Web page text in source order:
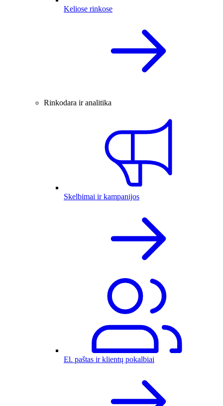
Keliose rinkose
Rinkodara ir analitika
Skelbimai ir kampanijos
El. paštas ir klientų pokalbiai